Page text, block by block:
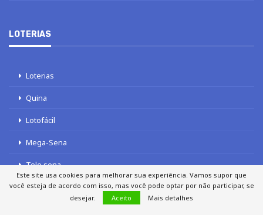
LOTERIAS
Loterias
Quina
Lotofácil
Mega-Sena
Tele sena
Este site usa cookies para melhorar sua experiência. Vamos supor que
você esteja de acordo com isso, mas você pode optar por não participar, se
desejar.
Aceito Mais detalhes